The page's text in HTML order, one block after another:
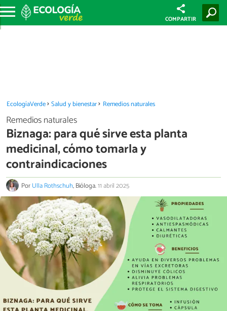
COMPARTIR
EcologíaVerde Salud y bienestar Remedios naturales
Remedios naturales
Biznaga: para qué sirve esta planta
medicinal, cómo tomarla y
contraindicaciones
PorUlla Rothschuh, Bióloga.11 abril 2025